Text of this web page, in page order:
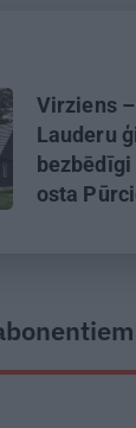
Virziens
Lauderu
osta